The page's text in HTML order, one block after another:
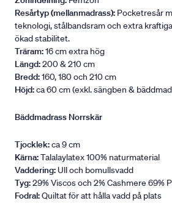
Resårtyp (mellanmadrass): Pocketresår
teknologi, stålbandsram och extra
ökad stabilitet.
Träram:16 cm extra hög
Längd:200 & 210 cm
Bredd:160, 180 och 210 cm
Höjd:ca 60 cm (exkl. sängben &
Bäddmadrass Norrskär
Tjocklek:ca 9 cm
Kärna:Talalaylatex 100% naturmaterial
Vaddering: Ull och bomullsvadd
Tyg:29% Viscos och 2% Cashmere 69%
Fodral:Quiltat för att hålla vadd på plats